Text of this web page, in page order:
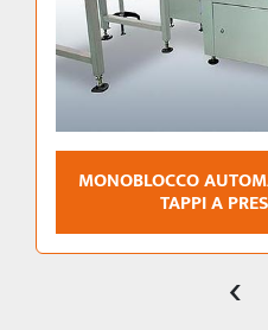
MONOBLOCCO
TAPPI A
‹